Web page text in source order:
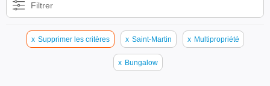
Filtrer
x Supprimer les critères x Saint-Martin x Multipropriété
x Bungalow